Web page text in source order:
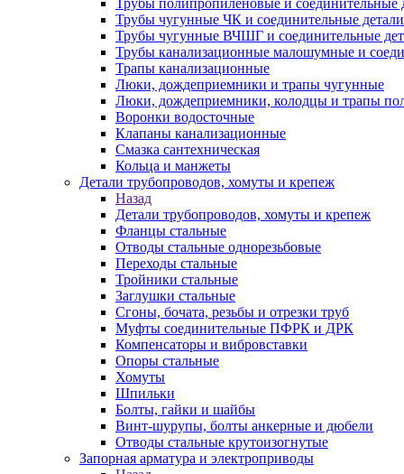
Трубы полипропиленовые и соединительные
Трубы чугунные ЧК и соединительные детали
Трубы чугунные ВЧШГ и соединительные
Трубы канализационные малошумные и
Трапы канализационные
Люки, дождеприемники и трапы чугунные
Люки, дождеприемники, колодцы и трапы
Воронки водосточные
Клапаны канализационные
Смазка сантехническая
Кольца и манжеты
Детали трубопроводов, хомуты и крепеж
Назад
Детали трубопроводов, хомуты и крепеж
Фланцы стальные
Отводы стальные однорезьбовые
Переходы стальные
Тройники стальные
Заглушки стальные
Сгоны, бочата, резьбы и отрезки труб
Муфты соединительные ПФРК и ДРК
Компенсаторы и вибровставки
Опоры стальные
Хомуты
Шпильки
Болты, гайки и шайбы
Винт-шурупы, болты анкерные и дюбели
Отводы стальные крутоизогнутые
Запорная арматура и электроприводы